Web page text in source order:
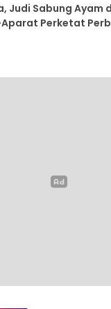
Judi Sabung Ayam
Perketat